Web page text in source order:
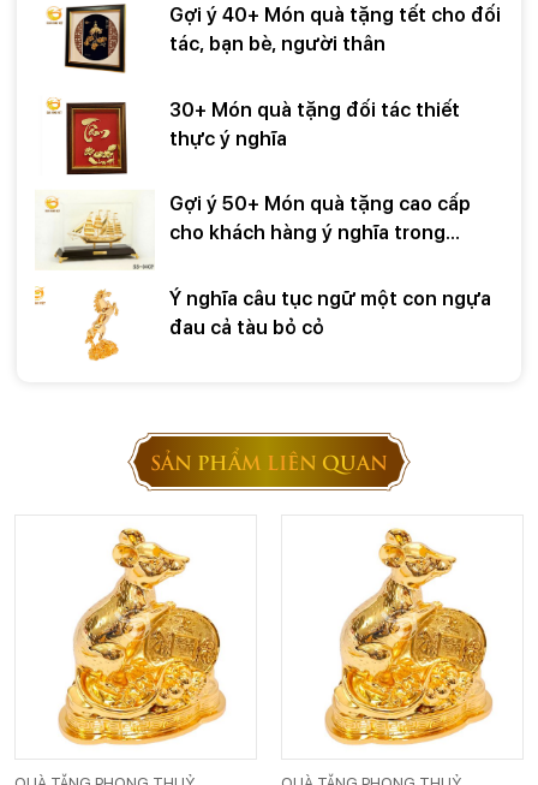
Gợi ý 40+ Món quà tặng tết cho đối
tác, bạn bè, người thân
30+ Món quà tặng đối tác thiết
thực ý nghĩa
Gợi ý 50+ Món quà tặng cao cấp
cho khách hàng ý nghĩa trong
Ý nghĩa câu tục ngữ một con ngựa
đau cả tàu bỏ cỏ
SẢN PHẨM LIÊN QUAN